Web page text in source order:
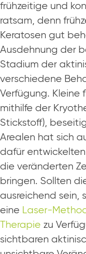
frühzeitige und
ratsam, denn
Keratosen gut
Ausdehnung der
Stadium der
verschiedene
Verfügung. Kleine
mithilfe der
Stickstoff),
Arealen hat sich
dafür
die veränderten
bringen. Sollten
ausreichend sein,
eine Laser-
Therapie zu
sichtbaren